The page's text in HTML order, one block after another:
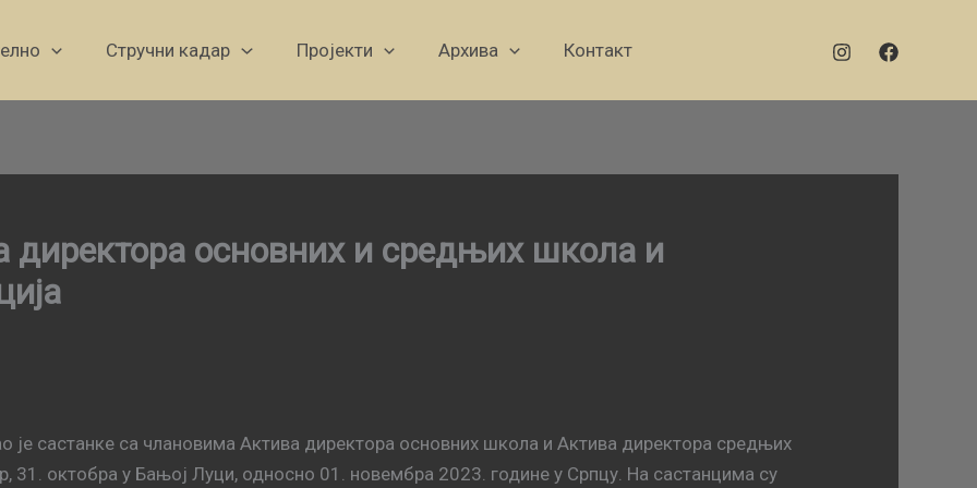
Стручни кадар Пројекти Архива Контакт
директора основних и средњих школа и
је састанке са члановима Актива директора основних школа и Актива директора средњих
31. октобра у Бањој Луци, односно 01. новембра 2023. године у Српцу. На састанцима су